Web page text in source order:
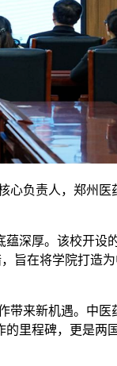
心负责人，郑州
深厚。该校开设
旨在将学院打造
来新机遇。中医
里程碑，更是两